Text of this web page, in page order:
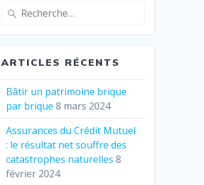
Recherche
:
ARTICLES RÉCENTS
Bâtir un patrimoine brique
par brique 8 mars 2024
Assurances du Crédit Mutuel
: le résultat net souffre des
catastrophes naturelles 8
février 2024